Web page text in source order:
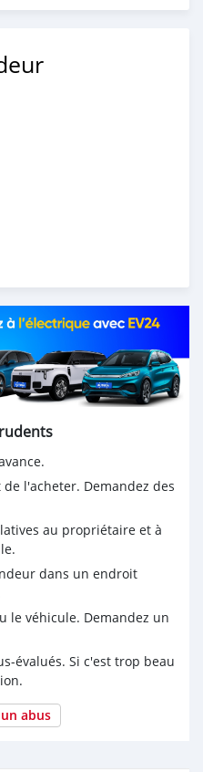
l'acheter. Demandez des
au propriétaire et à
dans un endroit
le véhicule. Demandez un
évalués. Si c'est trop beau
abus